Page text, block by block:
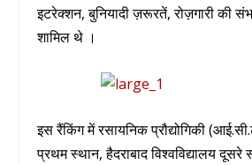
इटरेक्शन, बुनियादी ज़रूरतें, रोज़गारी की
शामिल थे ।
इस रैंकिंग में रसायनिक प्रौद्योगिकी
प्रथम स्थान, हैदराबाद विश्वविद्यालय